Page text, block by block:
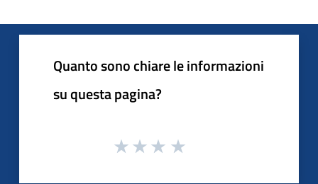
Quanto sono chiare le informazioni
su questa pagina?